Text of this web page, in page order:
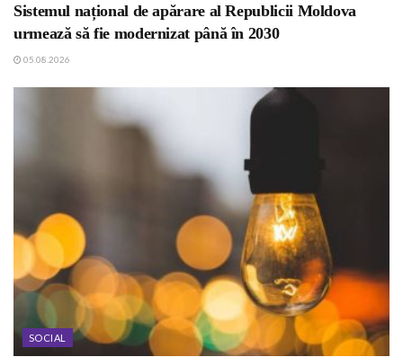
Sistemul național de apărare al Republicii Moldova
urmează să fie modernizat până în 2030
05.08.2026
SOCIAL